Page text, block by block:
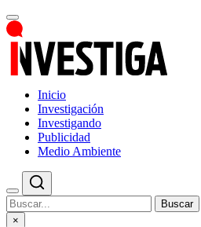
Inicio
Investigación
Investigando
Publicidad
Medio Ambiente
Buscar
×